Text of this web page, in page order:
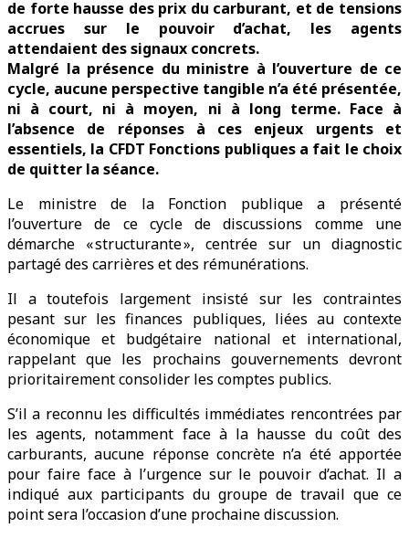
de forte hausse des prix du carburant, et de tensions
accrues sur le pouvoir d’achat, les agents
attendaient des signaux concrets.
Malgré la présence du ministre à l’ouverture de ce
cycle, aucune perspective tangible n’a été présentée,
ni à court, ni à moyen, ni à long terme. Face à
l’absence de réponses à ces enjeux urgents et
essentiels, la CFDT Fonctions publiques a fait le choix
de quitter la séance.
Le ministre de la Fonction publique a présenté
l’ouverture de ce cycle de discussions comme une
démarche « structurante », centrée sur un diagnostic
partagé des carrières et des rémunérations.
Il a toutefois largement insisté sur les contraintes
pesant sur les finances publiques, liées au contexte
économique et budgétaire national et international,
rappelant que les prochains gouvernements devront
prioritairement consolider les comptes publics.
S’il a reconnu les difficultés immédiates rencontrées par
les agents, notamment face à la hausse du coût des
carburants, aucune réponse concrète n’a été apportée
pour faire face à l’urgence sur le pouvoir d’achat. Il a
indiqué aux participants du groupe de travail que ce
point sera l’occasion d’une prochaine discussion.